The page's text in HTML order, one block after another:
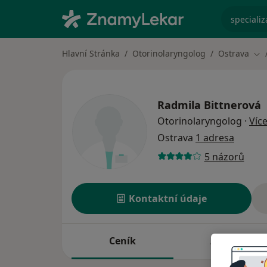
Hlavní Stránka Otorinolaryngolog Ostrava
Radmila Bittnerová
Otorinolaryngolog · Více
Ostrava 1 adresa
5 názorů
Kontaktní údaje
Ceník Adresy